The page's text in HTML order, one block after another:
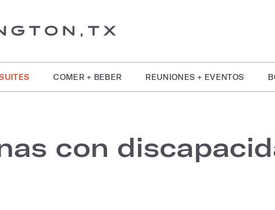
COMER + BEBER REUNIONES + EVENTOS
con